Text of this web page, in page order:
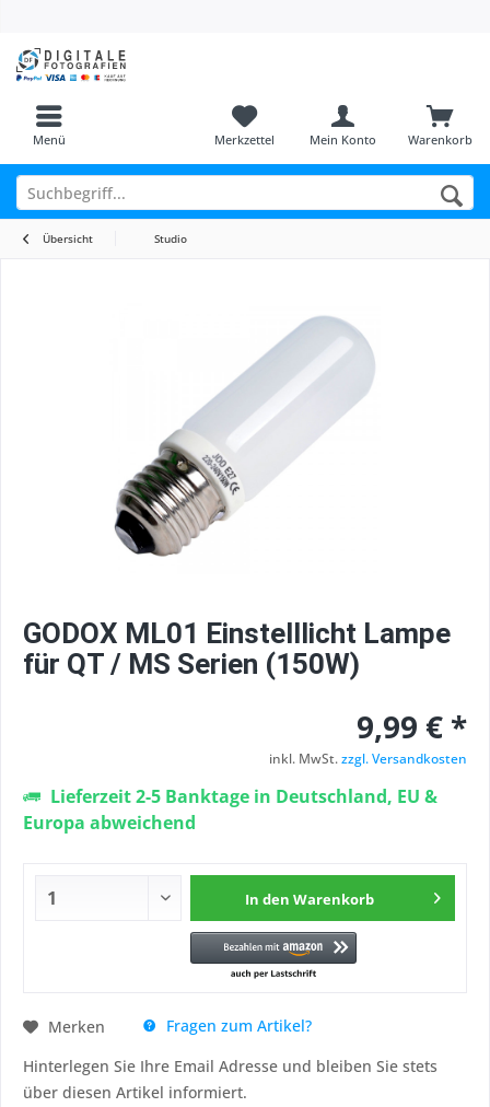
Menü Warenkorb
Merkzettel Mein Konto
Übersicht Studio
GODOX ML01 Einstelllicht Lampe
für QT / MS Serien (150W)
9,99 € *
inkl. MwSt.zzgl. Versandkosten
Lieferzeit 2-5 Banktage in Deutschland, EU &
Europa abweichend
In den Warenkorb
Merken
Fragen zum Artikel?
Hinterlegen Sie Ihre Email Adresse und bleiben Sie stets
über diesen Artikel informiert.